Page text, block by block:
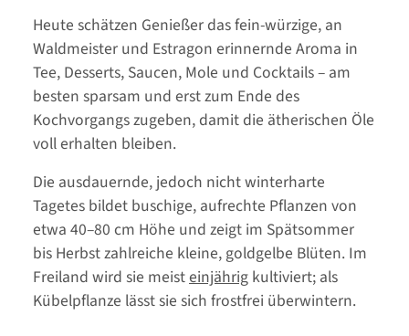
Heute schätzen Genießer das fein-würzige, an
Waldmeister und Estragon erinnernde Aroma in
Tee, Desserts, Saucen, Mole und Cocktails – am
besten sparsam und erst zum Ende des
Kochvorgangs zugeben, damit die ätherischen Öle
voll erhalten bleiben.
Die ausdauernde, jedoch nicht winterharte
Tagetes bildet buschige, aufrechte Pflanzen von
etwa 40–80 cm Höhe und zeigt im Spätsommer
bis Herbst zahlreiche kleine, goldgelbe Blüten. Im
Freiland wird sie meisteinjährig kultiviert; als
Kübelpflanze lässt sie sich frostfrei überwintern.